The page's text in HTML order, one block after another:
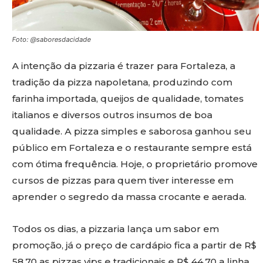
Foto: @saboresdacidade
A intenção da pizzaria é trazer para Fortaleza, a
tradição da pizza napoletana, produzindo com
farinha importada, queijos de qualidade, tomates
italianos e diversos outros insumos de boa
qualidade. A pizza simples e saborosa ganhou seu
público em Fortaleza e o restaurante sempre está
com ótima frequência. Hoje, o proprietário promove
cursos de pizzas para quem tiver interesse em
aprender o segredo da massa crocante e aerada.
Todos os dias, a pizzaria lança um sabor em
promoção, já o preço de cardápio fica a partir de R$